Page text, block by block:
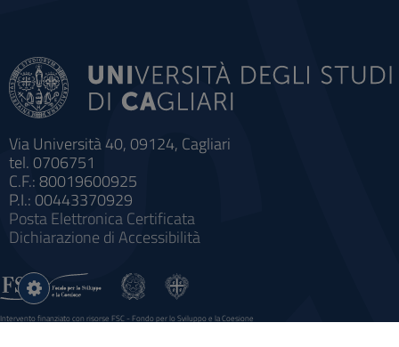
Via Università 40, 09124, Cagliari
tel. 0706751
C.F.: 80019600925
P.I.: 00443370929
Posta Elettronica Certificata
Dichiarazione di Accessibilità
Intervento finanziato con risorse FSC - Fondo per lo Sviluppo e la Coesione
Impostazioni
cookie